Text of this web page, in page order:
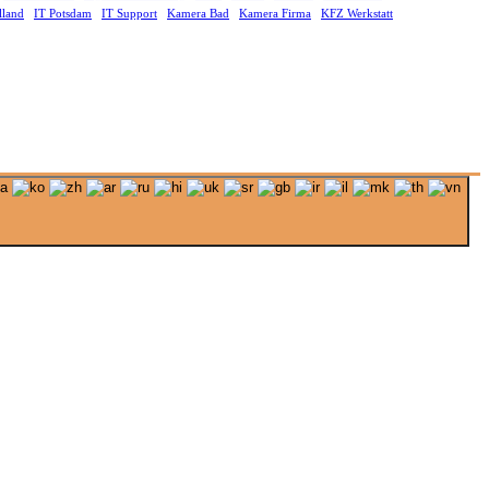
IT Potsdam IT Support Kamera Bad Kamera Firma
KFZ Werkstatt